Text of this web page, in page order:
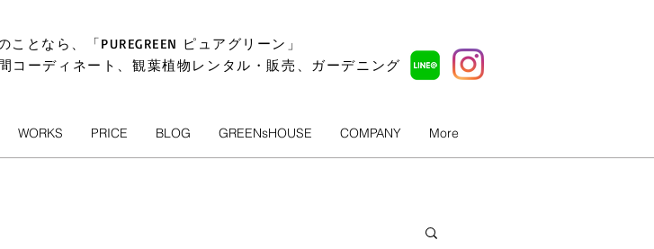
となら、「PUREGREEN ピュアグリーン」
コーディネート、観葉植物レンタル・販売、ガーデニング
WORKS PRICE BLOG GREENsHOUSE COMPANY More